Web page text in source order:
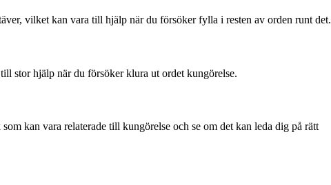
vilket kan vara till hjälp när du försöker fylla i resten av orden runt det.
stor hjälp när du försöker klura ut ordet kungörelse.
kan vara relaterade till kungörelse och se om det kan leda dig på rätt